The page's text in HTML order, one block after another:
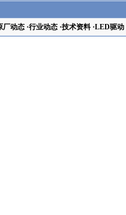
厂动态·行业动态·技术资料·LED驱动